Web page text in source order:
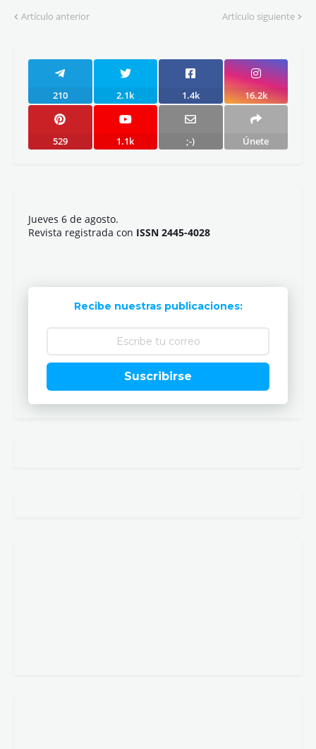
Artículo anterior Artículo siguiente
210 2.1k 1.4k 16.2k
529 1.1k ;-) Únete
Jueves 6 de agosto.
Revista registrada con ISSN 2445-4028
Recibe nuestras publicaciones:
Suscribirse